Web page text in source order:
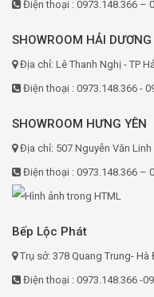
Điện thoại : 0973.148.366 –
SHOWROOM HẢI DƯƠNG
Địa chỉ: Lê Thanh Nghị - TP
Điện thoại : 0973.148.366 -
SHOWROOM HƯNG YÊN
Địa chỉ: 507 Nguyễn Văn Linh
Điện thoại : 0973.148.366 –
Bếp Lộc Phát
Trụ sở: 378 Quang Trung- Hà
Điện thoại : 0973.148.366 -